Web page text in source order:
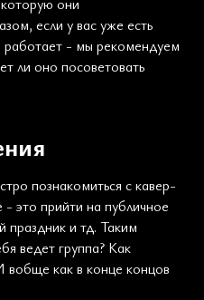
если у вас уже есть
работает - мы рекомендуем
ли оно посоветовать
познакомиться с кавер-
- это прийти на публичное
праздник и тд. Таким
ведет группа? Как
вобще как в конце концов